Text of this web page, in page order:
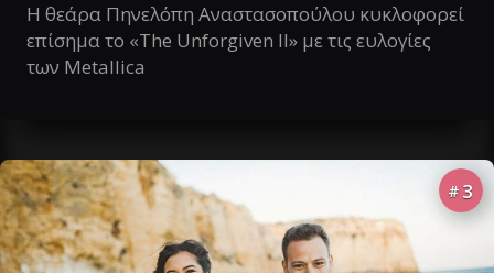
Η θεάρα Πηνελόπη Αναστασοπούλου κυκλοφορεί
επίσημα το «The Unforgiven II» με τις ευλογίες
των Metallica
# 3